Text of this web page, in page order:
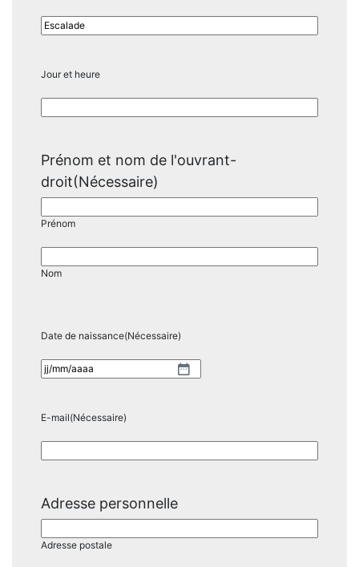
Jour et heure
Prénom et nom de l'ouvrant-
droit(Nécessaire)
Prénom
Nom
Date de naissance(Nécessaire)
JJ
slash
E-mail(Nécessaire)
Adresse personnelle
Adresse postale